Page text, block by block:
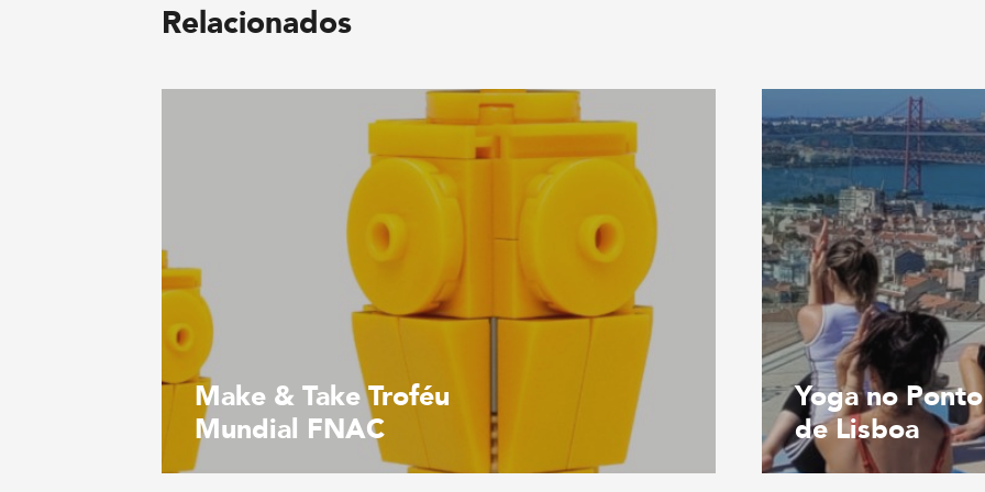
Relacionados
Make & Take Troféu
Mundial FNAC
Yoga no
de Lisboa